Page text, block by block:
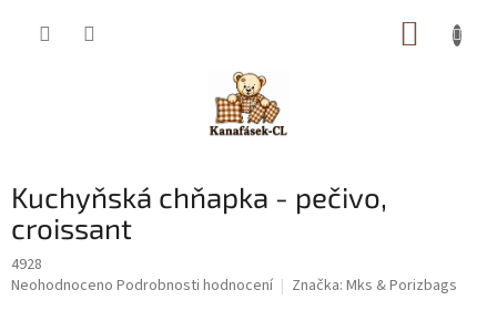
Kuchyňská chňapka - pečivo,
croissant
4928
Průměrné
Neohodnoceno Podrobnosti hodnocení Značka: Mks & Porizbags